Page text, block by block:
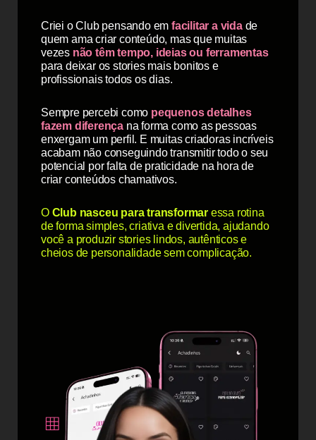
Criei o Club pensando em facilitar a vidade
quem ama criar conteúdo, mas que muitas
vezes não têm tempo, ideias ou ferramentas
para deixar os stories mais bonitos e
profissionais todos os dias.
Sempre percebi como pequenos detalhes
fazem diferença na forma como as pessoas
enxergam um perfil. E muitas criadoras incríveis
acabam não conseguindo transmitir todo o seu
potencial por falta de praticidade na hora de
criar conteúdos chamativos.
O Club nasceu para transformar essa rotina
de forma simples, criativa e divertida, ajudando
você a produzir stories lindos, autênticos e
cheios de personalidade sem complicação.